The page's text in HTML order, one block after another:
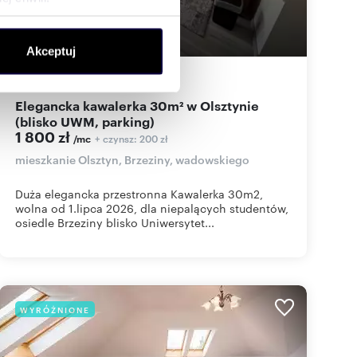
społecznościowym,
od Ciebie lub
Akceptuj
30m 2 60zł/m
Elegancka kawalerka 30m² w Olsztynie
(blisko UWM, parking)
1 800 zł /mc + czynsz: 200 zł
mieszkanie Olsztyn, Brzeziny, wadowskiego
Duża elegancka przestronna Kawalerka 30m2,
wolna od 1.lipca 2026, dla niepalących studentów,
osiedle Brzeziny blisko Uniwersytet...
WYRÓŻNIONE